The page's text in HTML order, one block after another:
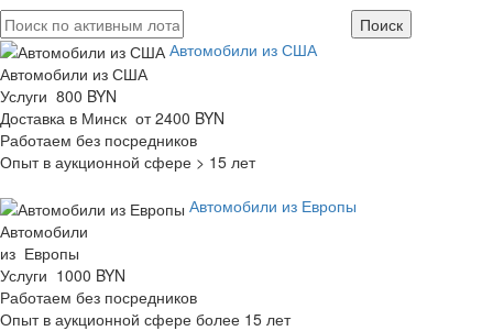
Автомобили из США
Автомобили из США
Услуги 800 BYN
Доставка в Минск от 2400 BYN
Работаем без посредников
Опыт в аукционной сфере > 15 лет
Автомобили из Европы
Автомобили
из Европы
Услуги 1000 BYN
Работаем без посредников
Опыт в аукционной сфере более 15 лет